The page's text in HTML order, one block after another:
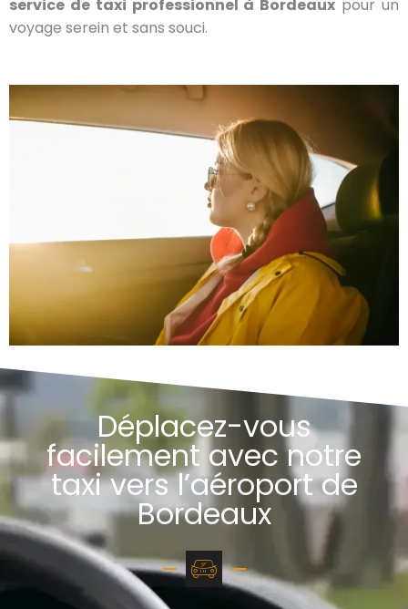
service de taxi professionnel à Bordeaux pour un
voyage serein et sans souci.
Déplacez-vous
facilement avec notre
taxi vers l’aéroport de
Bordeaux